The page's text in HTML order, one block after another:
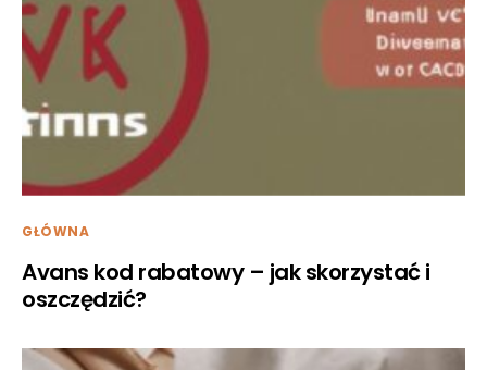
GŁÓWNA
Avans kod rabatowy – jak skorzystać i
oszczędzić?